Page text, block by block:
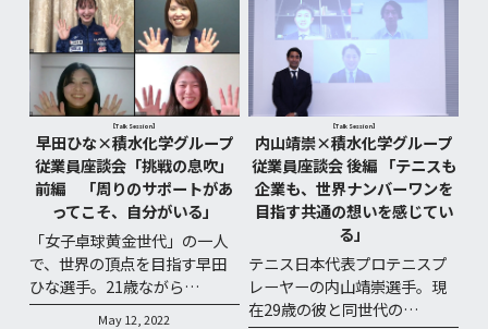
【Talk Session】
早田ひな×積水化学グループ
従業員座談会「挑戦の息吹」
前編 「周りのサポートがあ
ってこそ、自分がいる」
「女子卓球黄金世代」の一人
で、世界の頂点を目指す早田
ひな選手。21歳ながら…
May 12, 2022
【Talk Session】
内山靖崇×積水化学グループ
従業員座談会 後編 「テニスも
企業も、世界ナンバーワンを
目指す共通の想いを感じてい
る」
テニス日本代表プロテニスプ
レーヤーの内山靖崇選手。現
在29歳の彼と同世代の…